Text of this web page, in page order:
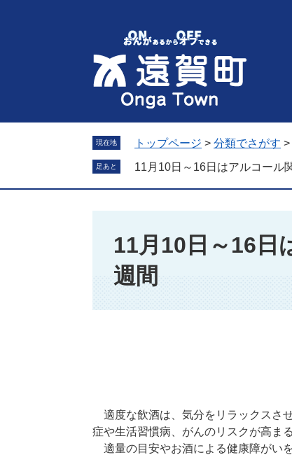
す
し
へ
現在地 トップページ > 分類でさがす >
足あと 11月10日～16日はアルコール
11月10日～16日
週間
適度な飲酒は、気分をリラックスさ
症や生活習慣病、がんのリスクが高ま
適量の目安やお酒による健康障がい